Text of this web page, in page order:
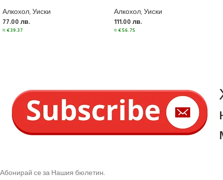
Алкохол,Уиски
77.00 лв.
≈€39.37
Алкохол,Уиски
111.00 лв.
≈€56.75
Абонирай се за Нашия бюлетин.